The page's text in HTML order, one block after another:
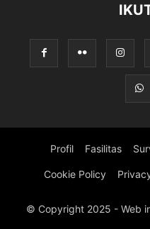
Profil Fasilitas
Cookie Policy
© Copyright 2025 - Web